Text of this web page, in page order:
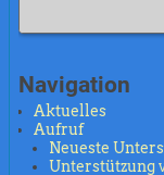
Navigation
Aktuelles
Aufruf
Neueste
Unterstützung